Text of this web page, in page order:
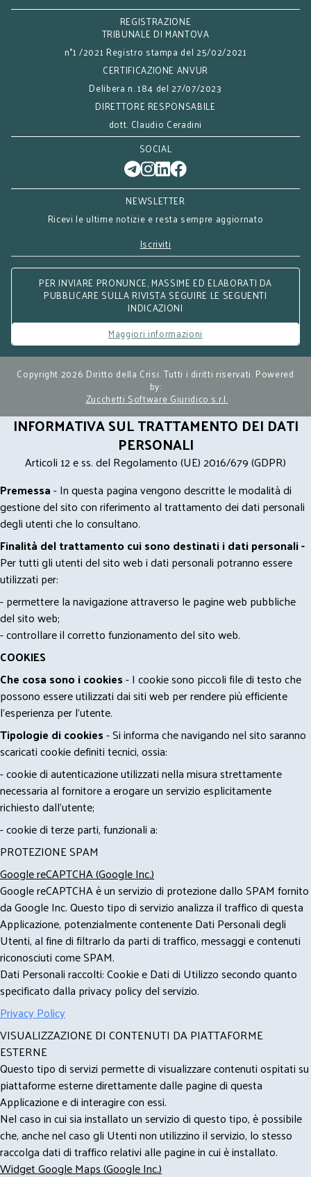
REGISTRAZIONE
TRIBUNALE DI MANTOVA
n°1 /2021 Registro stampa del 25/02/2021
CERTIFICAZIONE ANVUR
Delibera n. 184 del 27/07/2023
DIRETTORE RESPONSABILE
dott. Claudio Ceradini
SOCIAL
NEWSLETTER
Ricevi le ultime notizie e resta sempre aggiornato
Iscriviti
PER INVIARE PRONUNCE, MASSIME ED ELABORATI DA
PUBBLICARE SULLA RIVISTA SEGUIRE LE SEGUENTI
INDICAZIONI
Maggiori informazioni
Copyright 2026 Diritto della Crisi. Tutti i diritti riservati. Powered
by:
Zucchetti Software Giuridico s.r.l.
INFORMATIVA SUL TRATTAMENTO DEI DATI
PERSONALI
Articoli 12 e ss. del Regolamento (UE) 2016/679 (GDPR)
Premessa- In questa pagina vengono descritte le modalità di
gestione del sito con riferimento al trattamento dei dati personali
degli utenti che lo consultano.
Finalità del trattamento cui sono destinati i dati personali -
Per tutti gli utenti del sito web i dati personali potranno essere
utilizzati per:
- permettere la navigazione attraverso le pagine web pubbliche
del sito web;
- controllare il corretto funzionamento del sito web.
COOKIES
Che cosa sono i cookies- I cookie sono piccoli file di testo che
possono essere utilizzati dai siti web per rendere più efficiente
l'esperienza per l'utente.
Tipologie di cookies- Si informa che navigando nel sito saranno
scaricati cookie definiti tecnici, ossia:
- cookie di autenticazione utilizzati nella misura strettamente
necessaria al fornitore a erogare un servizio esplicitamente
richiesto dall'utente;
- cookie di terze parti, funzionali a:
PROTEZIONE SPAM
Google reCAPTCHA (Google Inc.)
Google reCAPTCHA è un servizio di protezione dallo SPAM fornito
da Google Inc. Questo tipo di servizio analizza il traffico di questa
Applicazione, potenzialmente contenente Dati Personali degli
Utenti, al fine di filtrarlo da parti di traffico, messaggi e contenuti
riconosciuti come SPAM.
Dati Personali raccolti: Cookie e Dati di Utilizzo secondo quanto
specificato dalla privacy policy del servizio.
Privacy Policy
VISUALIZZAZIONE DI CONTENUTI DA PIATTAFORME
ESTERNE
Questo tipo di servizi permette di visualizzare contenuti ospitati su
piattaforme esterne direttamente dalle pagine di questa
Applicazione e di interagire con essi.
Nel caso in cui sia installato un servizio di questo tipo, è possibile
che, anche nel caso gli Utenti non utilizzino il servizio, lo stesso
raccolga dati di traffico relativi alle pagine in cui è installato.
Widget Google Maps (Google Inc.)